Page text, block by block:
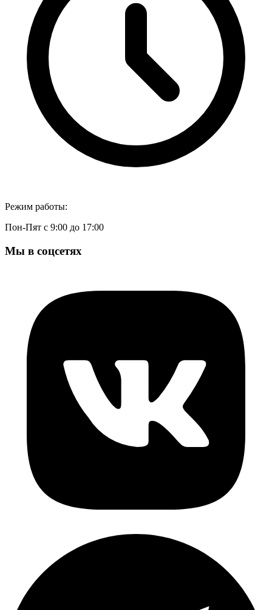
Режим работы:
Пон-Пят с 9:00 до 17:00
Мы в соцсетях